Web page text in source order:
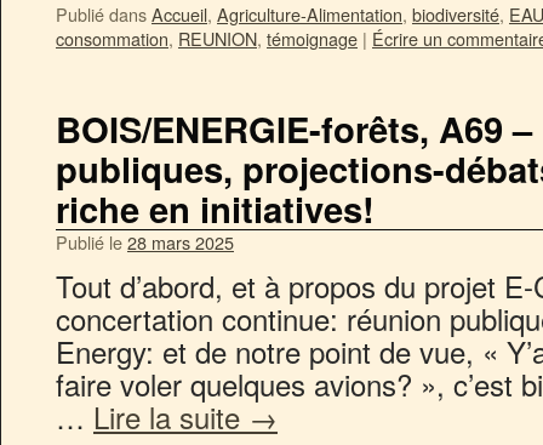
Publié dansAccueil, Agriculture-Alimentation, biodiversité, EAU
consommation, REUNION, témoignage | Écrire un
BOIS/ENERGIE-forêts, A69
publiques, projections-
riche en initiatives!
Publié le28 mars 2025
Tout d’abord, et à propos du projet
concertation continue: réunion
Energy: et de notre point de vue, «
faire voler quelques avions? », c’est
… Lire la suite →